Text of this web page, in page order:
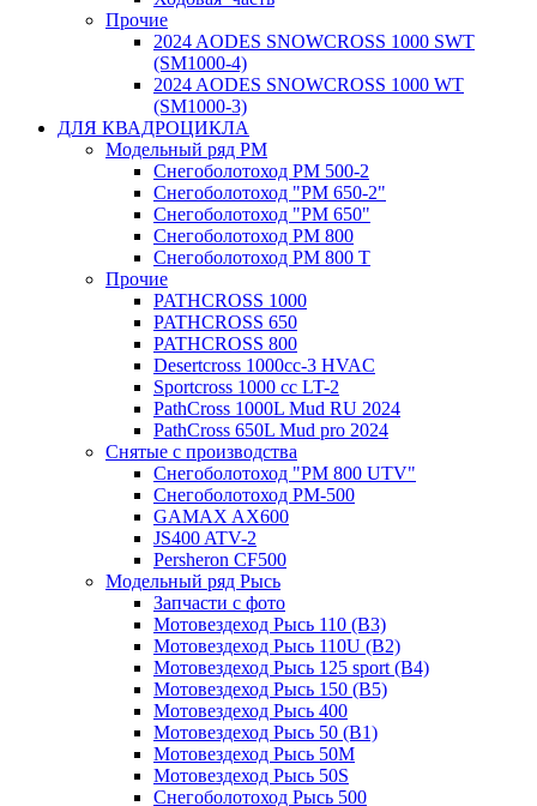
Прочие
2024 AODES SNOWCROSS 1000 SWT
(SM1000-4)
2024 AODES SNOWCROSS 1000 WT
(SM1000-3)
ДЛЯ КВАДРОЦИКЛА
Модельный ряд РМ
Снегоболотоход РМ 500-2
Снегоболотоход "РМ 650-2"
Снегоболотоход "РМ 650"
Снегоболотоход РМ 800
Снегоболотоход РМ 800 Т
Прочие
PATHCROSS 1000
PATHCROSS 650
PATHCROSS 800
Desertcross 1000cc-3 HVAC
Sportcross 1000 cc LT-2
PathCross 1000L Mud RU 2024
PathCross 650L Mud pro 2024
Снятые с производства
Снегоболотоход "РМ 800 UTV"
Снегоболотоход РМ-500
GAMAX AX600
JS400 ATV-2
Persheron CF500
Модельный ряд Рысь
Запчасти с фото
Мотовездеход Рысь 110 (B3)
Мотовездеход Рысь 110U (B2)
Мотовездеход Рысь 125 sport (B4)
Мотовездеход Рысь 150 (B5)
Мотовездеход Рысь 400
Мотовездеход Рысь 50 (B1)
Мотовездеход Рысь 50M
Мотовездеход Рысь 50S
Снегоболотоход Рысь 500